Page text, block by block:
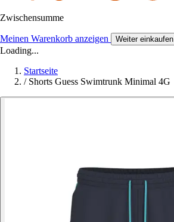
Zwischensumme
Meinen Warenkorb anzeigen Weiter einkaufen
Loading...
Startseite
/ Shorts Guess Swimtrunk Minimal 4G